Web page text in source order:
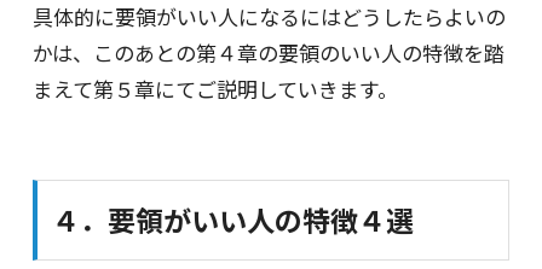
具体的に要領がいい人になるにはどうしたらよいの
かは、このあとの第４章の要領のいい人の特徴を踏
まえて第５章にてご説明していきます。
４．要領がいい人の特徴４選